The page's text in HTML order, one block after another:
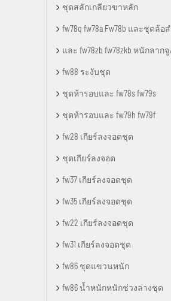
ชุดสลักเกลียวขาหลัก
fw78q fw78a Fw78b และชุดล้อ
และ fw78zb fw78zkb หนักลาก
fw88 ระงับชุด
ชุดห้ารอบและ fw78s fw79s
ชุดห้ารอบและ fw79h fw79f
fw28 เกียร์ลงจอดชุด
ชุดเกียร์ลงจอด
fw37 เกียร์ลงจอดชุด
fw35 เกียร์ลงจอดชุด
fw22 เกียร์ลงจอดชุด
fw31 เกียร์ลงจอดชุด
fw86 ชุดแขวนหนัก
fw86 น้ำหนักหนักช่วงล่างชุด